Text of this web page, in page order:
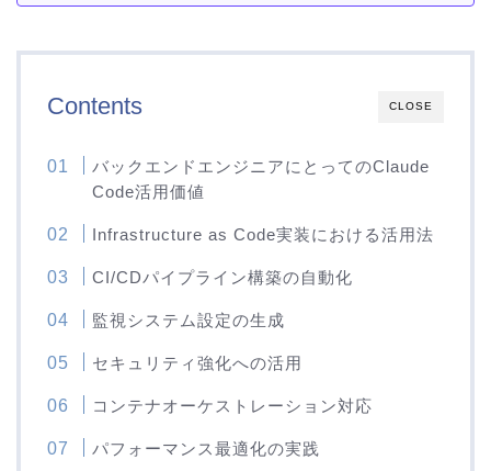
CLOSE
Contents
バックエンドエンジニアにとってのClaude
Code活用価値
Infrastructure as Code実装における活用法
CI/CDパイプライン構築の自動化
監視システム設定の生成
セキュリティ強化への活用
コンテナオーケストレーション対応
パフォーマンス最適化の実践